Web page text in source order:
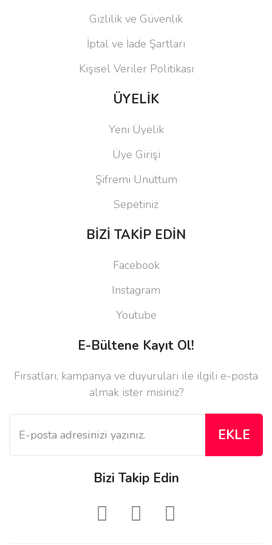
Gizlilik ve Güvenlik
İptal ve İade Şartları
Kişisel Veriler Politikası
ÜYELİK
Yeni Üyelik
Üye Girişi
Şifremi Unuttum
Sepetiniz
BİZİ TAKİP EDİN
Facebook
Instagram
Youtube
E-Bültene Kayıt Ol!
Fırsatları, kampanya ve duyuruları ile ilgili e-posta
almak ister misiniz?
EKLE
Bizi Takip Edin